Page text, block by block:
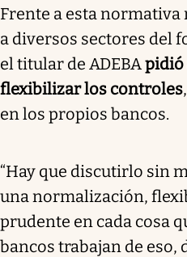
Frente a esta
a diversos sectores del
el titular de ADEBA pidió
flexibilizar los controles
en los propios bancos.
“Hay que discutirlo sin
una normalización,
prudente en cada cosa
bancos trabajan de eso,